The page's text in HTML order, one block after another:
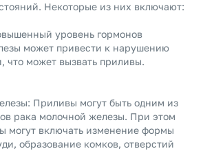
Некоторые из них включают:
уровень гормонов
может привести к нарушению
что может вызвать приливы.
Приливы могут быть одним из
рака молочной железы. При этом
могут включать изменение формы
образование комков, отверстий